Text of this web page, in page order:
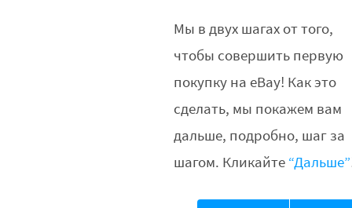
Мы в двух шагах от того,
чтобы совершить первую
покупку на eBay! Как это
сделать, мы покажем вам
дальше, подробно, шаг за
шагом. Кликайте “Дальше”